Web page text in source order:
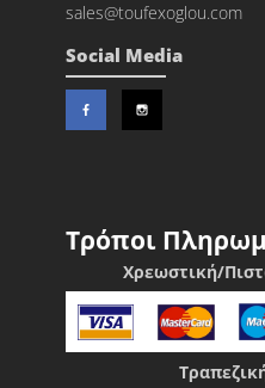
sales@toufexoglou.com
Social Media
Τρόποι
Χρεωστική/